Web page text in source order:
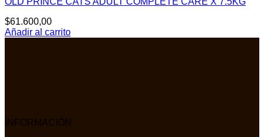
$61.600,00
Añadir al carrito
INFORMACIÓN